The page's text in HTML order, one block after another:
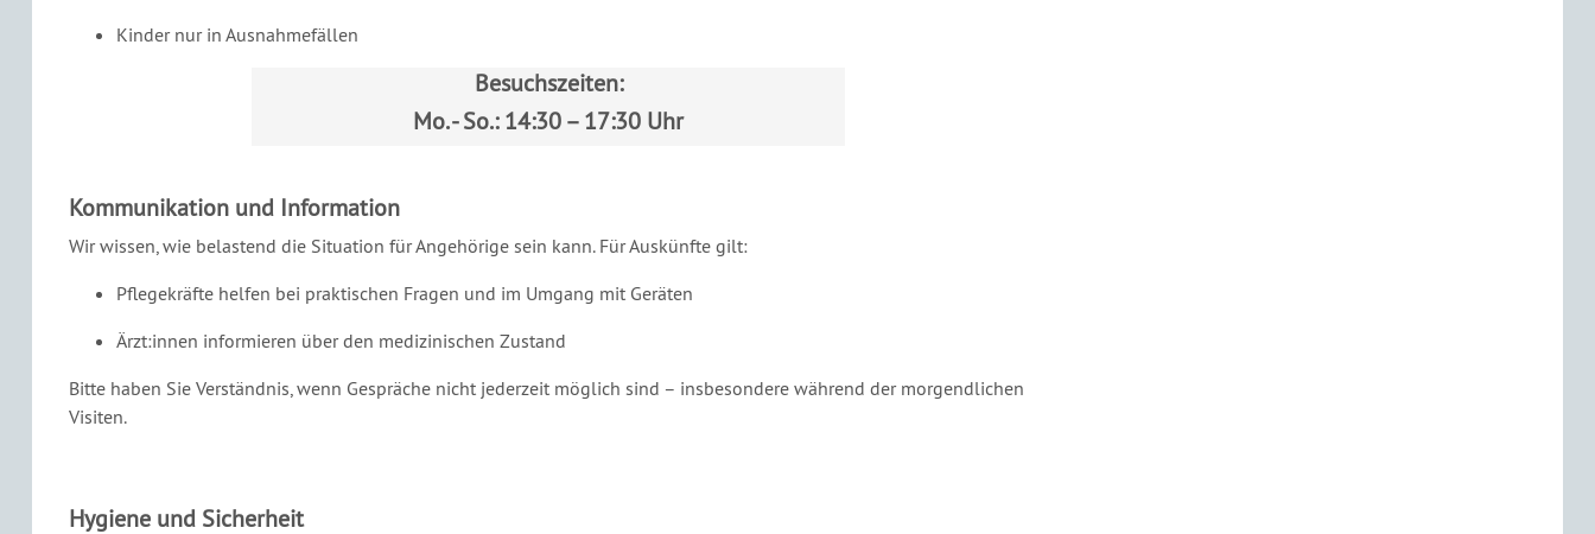
Kinder nur in Ausnahmefällen
Besuchszeiten:
Mo. - So.: 14:30 – 17:30 Uhr
Kommunikation und Information
Wir wissen, wie belastend die Situation für Angehörige sein kann. Für Auskünfte gilt:
Pflegekräfte helfen bei praktischen Fragen und im Umgang mit Geräten
Ärzt:innen informieren über den medizinischen Zustand
Bitte haben Sie Verständnis, wenn Gespräche nicht jederzeit möglich sind – insbesondere während der morgendlichen
Visiten.
Hygiene und Sicherheit